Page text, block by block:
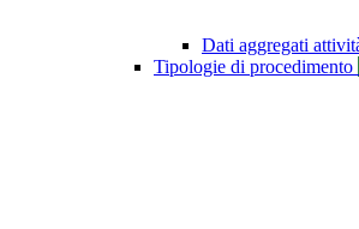
Dati aggregati
Tipologie di procedimento